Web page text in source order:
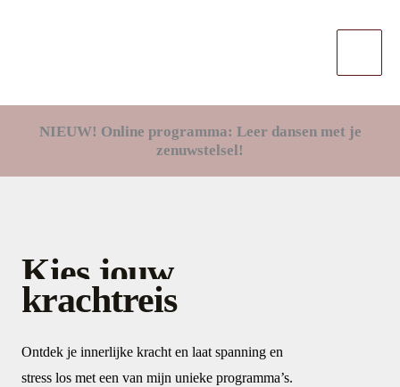
NIEUW! Online programma: Leer dansen met je
zenuwstelsel!
Kies jouw
krachtreis
Ontdek je innerlijke kracht en laat spanning en
stress los met een van mijn unieke programma’s.